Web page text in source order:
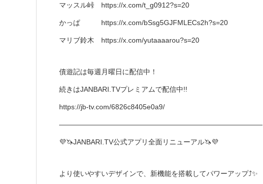
マッスル峠 https://x.com/t_g0912?s=20
かっぱ https://x.com/bSsg5GJFMLECs2h?s=20
マリブ鈴木 https://x.com/yutaaaarou?s=20
債遊記は毎週月曜日に配信中！
続きはJANBARI.TVプレミアムで配信中!!
https://jb-tv.com/6826c8405e0a9/
―――――――――――――――――――――――――――――
💜🦄JANBARI.TV公式アプリ全面リニューアル🦄💜
より使いやすいデザインで、新機能を搭載してパワーアップ⤴︎✨